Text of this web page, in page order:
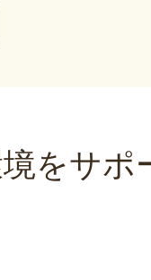
をサポ